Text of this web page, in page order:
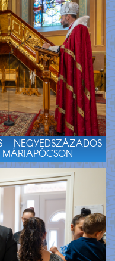
– NEGYEDSZÁZADOS
MÁRIAPÓCSON